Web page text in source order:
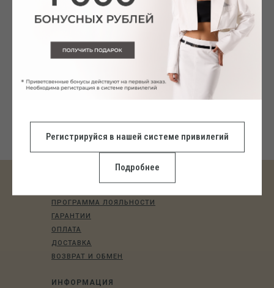
Регистрируйся в нашей системе привилегий
Подробнее
MESH BODYSUIT черный
ПОКУПАТЕЛЯМ
ИНФОРМАЦИЯ
ПРОГРАММА ЛОЯЛЬНОСТИ
ГАРАНТИИ
ОПЛАТА
ДОСТАВКА
ВОЗВРАТ И ОБМЕН